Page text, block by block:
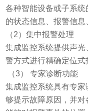
各种智能设备或子系
的状态信息、报警信息
（2）集中报警处理
集成监控系统提供声
警方式进行精确定位式
（3） 专家诊断功能
集成监控系统具有专
够提示故障原因，并